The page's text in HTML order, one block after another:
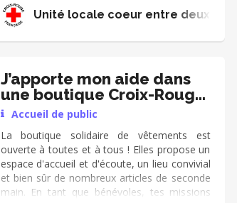
boutique ➔ Veiller au bon
réapprovisionnement des portants ➔
Recevoir les personnes accompagnées ➔
l'écoute ? Rejoins-nous 😀
Unité locale coeur entre deux mers
J’apporte mon aide dans
une boutique Croix-Rouge
👕Accueil de public
La boutique solidaire de vêtements est
ouverte à toutes et à tous ! Elles propose un
espace d'accueil et d'écoute, un lieu convivial
et bien sûr de nombreux articles de seconde
main. En tant que bénévoles, tes missions